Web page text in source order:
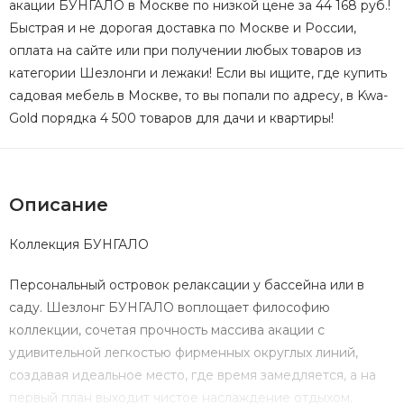
акации БУНГАЛО в Москве по низкой цене за 44 168 руб.!
Быстрая и не дорогая доставка по Москве и России,
оплата на сайте или при получении любых товаров из
категории Шезлонги и лежаки! Если вы ищите, где купить
садовая мебель в Москве, то вы попали по адресу, в Kwa-
Gold порядка 4 500 товаров для дачи и квартиры!
Описание
Коллекция БУНГАЛО
Персональный островок релаксации у бассейна или в
саду. Шезлонг БУНГАЛО воплощает философию
коллекции, сочетая прочность массива акации с
удивительной легкостью фирменных округлых линий,
создавая идеальное место, где время замедляется, а на
первый план выходит чистое наслаждение отдыхом.